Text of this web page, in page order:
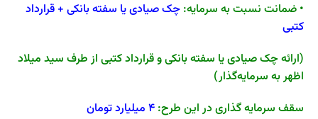
• ضمانت نسبت به سرمایه: چک صیادی یا سفته بانکی + قرارداد
کتبی
(ارائه چک صیادی یا سفته بانکی و قرارداد کتبی از طرف سید میلاد
اظهر به سرمایه‌گذار)
سقف سرمایه گذاری در این طرح: 4 میلیارد تومان